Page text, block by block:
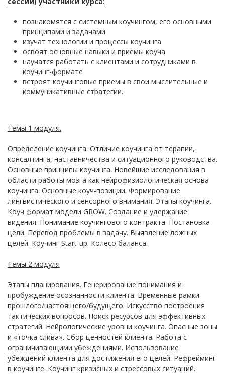
познакомятся с системным коучингом, его основными
принципами и задачами
изучат технологии и процессы коучинга
освоят основные навыки и приемы коуча
научатся работать с клиентами и сотрудниками в
коучинг-формате
встроят коучинговые приемы в свои мыслительные и
коммуникативные стратегии.
Темы 1 модуля.
Определение коучинга. Отличие коучинга от терапии,
консалтинга, наставничества и ситуационного руководства.
Основные принципы коучинга. Новейшие исследования в
области работы мозга как нейрофизиологическая основа
коучинга. Основные коуч-позиции. Формирование
лингвистического и сенсорного внимания. Этапы коучинга.
Коуч формат модели GROW. Создание и удержание
видения. Понимание коучингового контракта. Постановка
цели. Перевод проблемы в задачу. Выявление ложных
целей. Коучинг Start-up. Колесо баланса.
Темы 2 модуля
Этапы планирования. Генерирование понимания и
пробуждение осознанности клиента. Временные рамки
прошлого/настоящего/будущего. Искусство построения
тактических вопросов. Поиск ресурсов для эффективных
стратегий. Нейрологические уровни коучинга. Опасные зоны
и «точка слива». Сбор ценностей клиента. Работа с
ограничивающими убеждениями. Использование
убеждений клиента для достижения его целей. Рефрейминг
в коучинге. Коучинг кризисных и стрессовых ситуаций.